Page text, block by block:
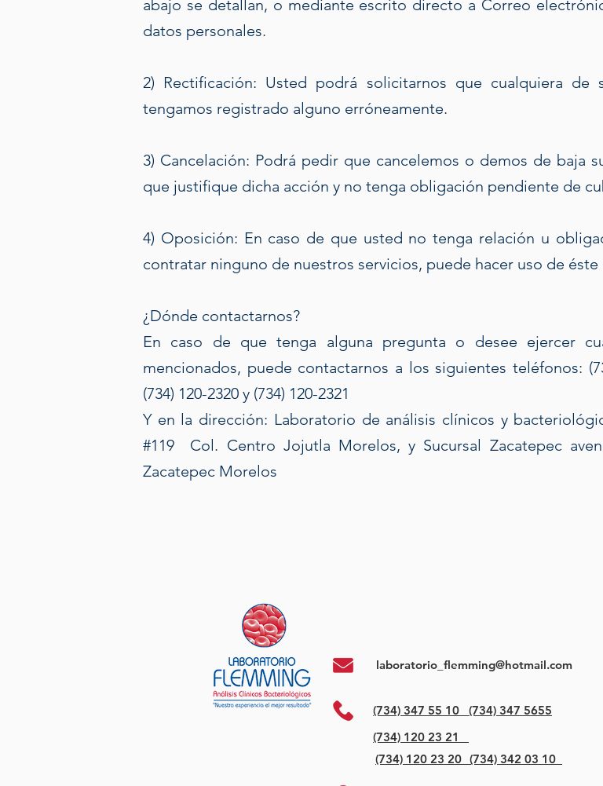
abajo se detallan, o mediante escrito directo a Correo
datos personales.
2) Rectificación: Usted podrá solicitarnos que cualquiera
tengamos registrado alguno erróneamente.
3) Cancelación: Podrá pedir que cancelemos o demos de baja
que justifique dicha acción y no tenga obligación pendiente de
4) Oposición: En caso de que usted no tenga relación u
contratar ninguno de nuestros servicios, puede hacer uso de
¿Dónde contactarnos?
En caso de que tenga alguna pregunta o desee ejercer
mencionados, puede contactarnos a los siguientes teléfonos:
(734) 120-2320 y (734) 120-2321
Y en la dirección: Laboratorio de análisis clínicos y
#119 Col. Centro Jojutla Morelos, y Sucursal Zacatepec
Zacatepec Morelos
laboratorio_flemming@hotmail.com
(734) 347 55 10 (734) 347 5655
(734) 120 23 21
(734) 342 03 10
(734) 120 23 20